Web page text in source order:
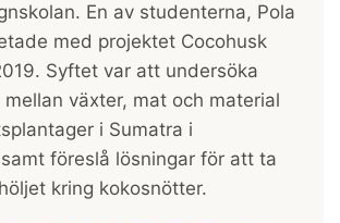
En av studenterna, Pola
med projektet ­Cocohusk
­Syftet var att undersöka
växter, mat och material
i Sumatra i
föreslå lösningar för att ta
kring kokosnötter.